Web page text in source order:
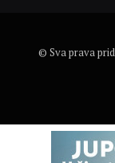
© Sva prava